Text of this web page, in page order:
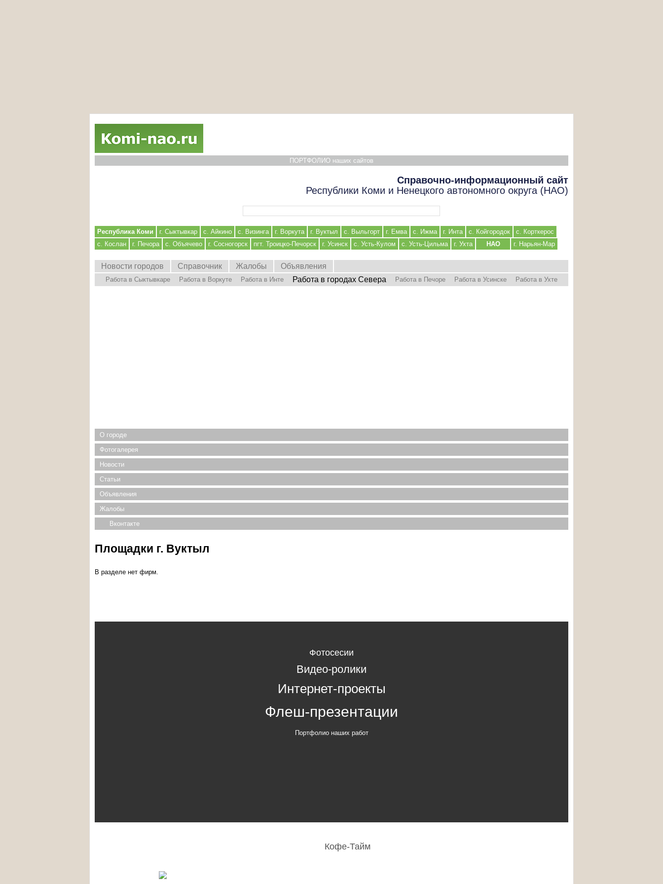
ПОРТФОЛИО наших сайтов
Справочно-информационный сайт
Республики Коми и Ненецкого автономного округа (НАО)
Республика Коми г. Сыктывкар с. Айкино с. Визинга г. Воркута г. Вуктыл с. Выльгорт г. Емва с. Ижма г. Инта с. Койгородок
с. Корткерос
с. Кослан
г. Печора с. Объячево г. Сосногорск пгт. Троицко-Печорск г. Усинск с. Усть-Кулом с. Усть-Цильма г. Ухта НАО г. Нарьян-Мар
Новости городов Справочник Жалобы Объявления
Работа в Сыктывкаре Работа в Воркуте Работа в Инте Работа в городах Севера Работа в Печоре Работа в Усинске Работа в Ухте
О городе
Фотогалерея
Новости
Статьи
Объявления
Жалобы
Вконтакте
Площадки г. Вуктыл
В разделе нет фирм.
Фотосесии
Видео-ролики
Интернет-проекты
Флеш-презентации
Портфолио наших работ
Кофе-Тайм